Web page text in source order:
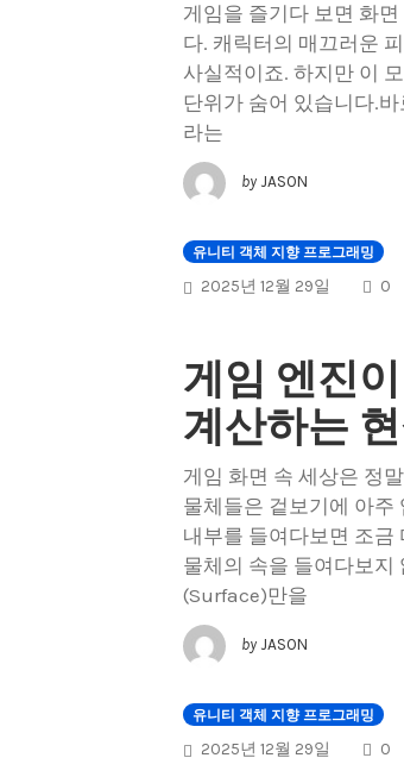
게임을 즐기다 보면 화
다. 캐릭터의 매끄러운
사실적이죠. 하지만 이
단위가 숨어 있습니다.
라는
by JASON
유니티 객체 지향 프로그래밍
2025년 12월 29일 0
게임 엔진
계산하는
게임 화면 속 세상은 정
물체들은 겉보기에 아주
내부를 들여다보면 조금
물체의 속을 들여다보지
(Surface)만을
by JASON
유니티 객체 지향 프로그래밍
2025년 12월 29일 0